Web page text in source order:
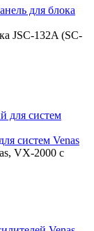
для блока
JSC-132A (SC-
систем Venas
VX-2000 с